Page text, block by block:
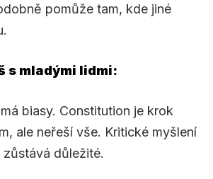
pomůže tam, kde jiné
s mladými lidmi:
biasy. Constitution je krok
ale neřeší vše. Kritické myšlení
důležité.